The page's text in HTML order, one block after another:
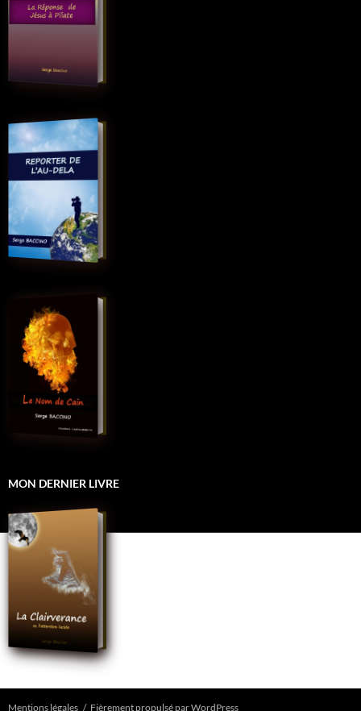
MON DERNIER LIVRE
Mentions légales Fièrement propulsé par WordPress